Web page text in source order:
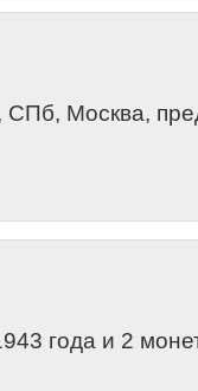
СПб, Москва,
года и 2